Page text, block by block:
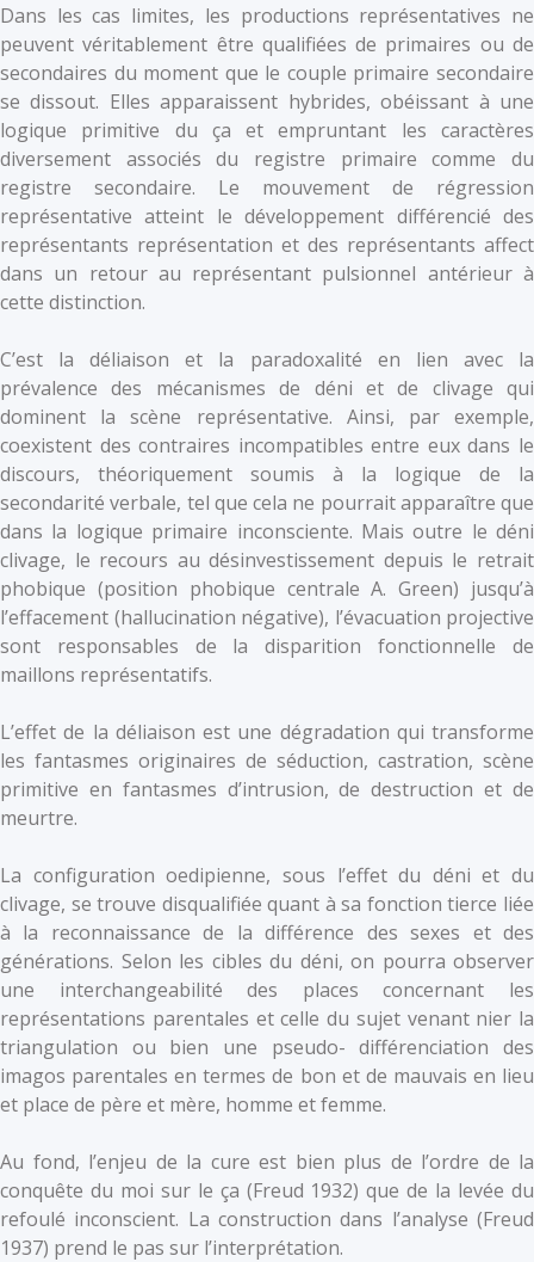
Dans les cas limites, les productions représentatives ne
peuvent véritablement être qualifiées de primaires ou de
secondaires du moment que le couple primaire secondaire
se dissout. Elles apparaissent hybrides, obéissant à une
logique primitive du ça et empruntant les caractères
diversement associés du registre primaire comme du
registre secondaire. Le mouvement de régression
représentative atteint le développement différencié des
représentants représentation et des représentants affect
dans un retour au représentant pulsionnel antérieur à
cette distinction.
C’est la déliaison et la paradoxalité en lien avec la
prévalence des mécanismes de déni et de clivage qui
dominent la scène représentative. Ainsi, par exemple,
coexistent des contraires incompatibles entre eux dans le
discours, théoriquement soumis à la logique de la
secondarité verbale, tel que cela ne pourrait apparaître que
dans la logique primaire inconsciente. Mais outre le déni
clivage, le recours au désinvestissement depuis le retrait
phobique (position phobique centrale A. Green) jusqu’à
l’effacement (hallucination négative), l’évacuation projective
sont responsables de la disparition fonctionnelle de
maillons représentatifs.
L’effet de la déliaison est une dégradation qui transforme
les fantasmes originaires de séduction, castration, scène
primitive en fantasmes d’intrusion, de destruction et de
meurtre.
La configuration oedipienne, sous l’effet du déni et du
clivage, se trouve disqualifiée quant à sa fonction tierce liée
à la reconnaissance de la différence des sexes et des
générations. Selon les cibles du déni, on pourra observer
une interchangeabilité des places concernant les
représentations parentales et celle du sujet venant nier la
triangulation ou bien une pseudo- différenciation des
imagos parentales en termes de bon et de mauvais en lieu
et place de père et mère, homme et femme.
Au fond, l’enjeu de la cure est bien plus de l’ordre de la
conquête du moi sur le ça (Freud 1932) que de la levée du
refoulé inconscient. La construction dans l’analyse (Freud
1937) prend le pas sur l’interprétation.